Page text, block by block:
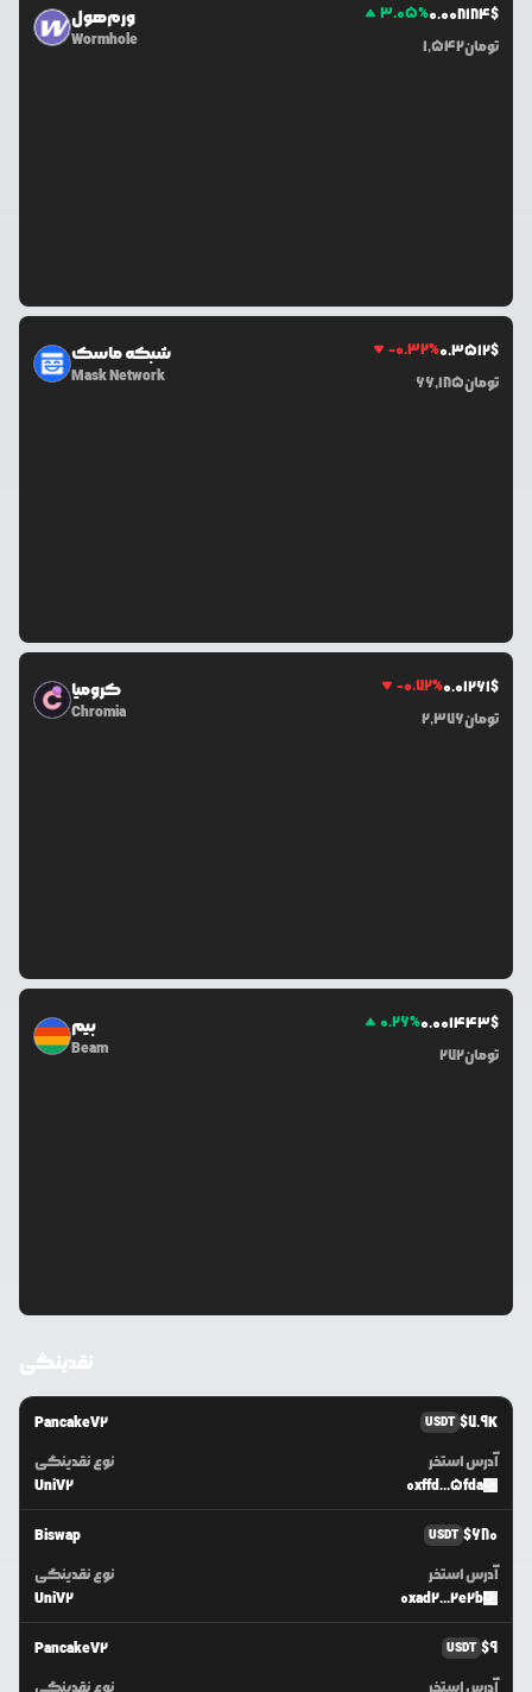
ورم‌هول
Wormhole
3.05%0.008184$
1,542تومان
شبکه ماسک
Mask Network
-0.32%0.3512$
66,185تومان
کرومیا
Chromia
-0.72%0.01261$
2,376تومان
بیم
Beam
0.26%0.001443$
272تومان
نقدینگی
PancakeV2 USDT $7.9K
نوع نقدینگی
UniV2
آدرس استخر
0xffd...5fda
Biswap USDT $680
نوع نقدینگی
UniV2
آدرس استخر
0xad2...2e2b
PancakeV2 USDT $9
نوع نقدینگی آدرس استخر